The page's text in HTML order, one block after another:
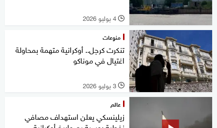
l 4 يوليو 2026
منوعات
تنكرت كرجل.. أوكرانية متهمة بمحاولة
اغتيال في موناكو
l 3 يوليو 2026
عالم
زيلينسكي يعلن استهداف مصافي